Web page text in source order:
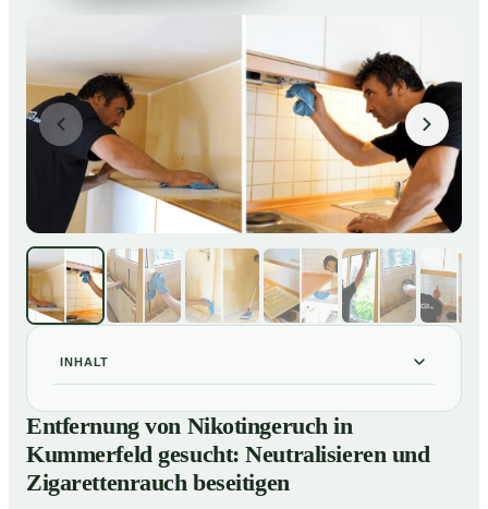
INHALT
01 Entfernung von Nikotingeruch in Kummerfeld gesucht:
Neutralisieren und Zigarettenrauch beseitigen
So entfernen wir Nikotingeruch in Kummerfeld
nachhaltig
Entfernung von Nikotingeruch in
Kummerfeld gesucht: Neutralisieren und
Zigarettenrauch beseitigen